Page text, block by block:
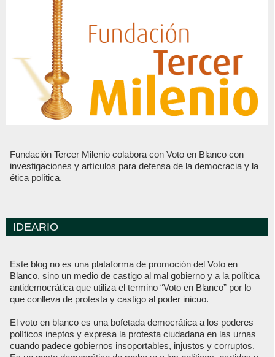
Fundación Tercer Milenio colabora con Voto en Blanco con
investigaciones y artículos para defensa de la democracia y la
ética política.
IDEARIO
Este blog no es una plataforma de promoción del Voto en
Blanco, sino un medio de castigo al mal gobierno y a la política
antidemocrática que utiliza el termino “Voto en Blanco” por lo
que conlleva de protesta y castigo al poder inicuo.
El voto en blanco es una bofetada democrática a los poderes
políticos ineptos y expresa la protesta ciudadana en las urnas
cuando padece gobiernos insoportables, injustos y corruptos.